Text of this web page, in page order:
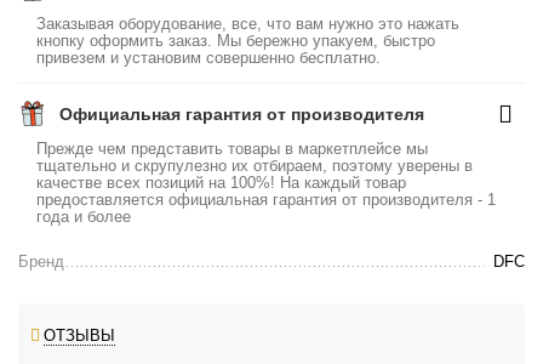
Заказывая оборудование, все, что вам нужно это нажать
кнопку оформить заказ. Мы бережно упакуем, быстро
привезем и установим совершенно бесплатно.
Официальная гарантия от производителя
Прежде чем представить товары в маркетплейсе мы
тщательно и скрупулезно их отбираем, поэтому уверены в
качестве всех позиций на 100%! На каждый товар
предоставляется официальная гарантия от производителя - 1
года и более
Бренд DFC
ОТЗЫВЫ